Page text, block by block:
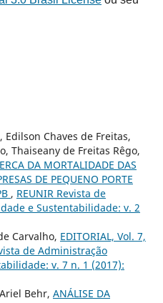
Chaves de Freitas,
Thaiseany de Freitas Rêgo,
DA MORTALIDADE DAS
DE PEQUENO PORTE
, REUNIR Revista de
e Sustentabilidade: v. 2
Carvalho, EDITORIAL, Vol. 7,
de Administração
v. 7 n. 1 (2017):
Behr, ANÁLISE DA